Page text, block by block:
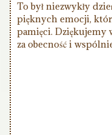
To był niezwykły
pięknych emocji,
pamięci. Dziękujemy
za obecność i